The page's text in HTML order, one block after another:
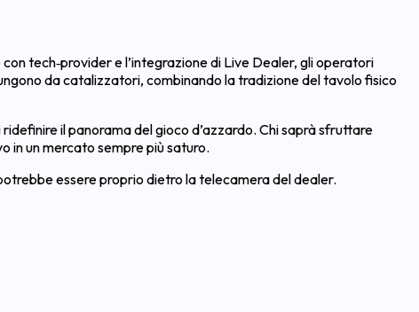
tech‑provider e l’integrazione di Live Dealer, gli operatori
da catalizzatori, combinando la tradizione del tavolo fisico
il panorama del gioco d’azzardo. Chi saprà sfruttare
in un mercato sempre più saturo.
essere proprio dietro la telecamera del dealer.